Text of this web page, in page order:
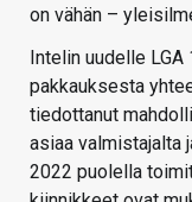
on vähän –
Intelin uudelle
pakkauksesta
tiedottanut
asiaa valmistajalta
2022 puolella